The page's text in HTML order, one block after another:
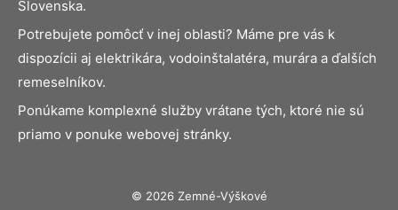
Slovenska.
Potrebujete pomôcť v inej oblasti? Máme pre vás k
dispozícii aj elektrikára, vodoinštalatéra, murára a ďalších
remeselníkov.
Ponúkame komplexné služby vrátane tých, ktoré nie sú
priamo v ponuke webovej stránky.
© 2026 Zemné-Výškové